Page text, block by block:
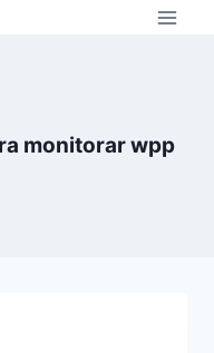
monitorar wpp